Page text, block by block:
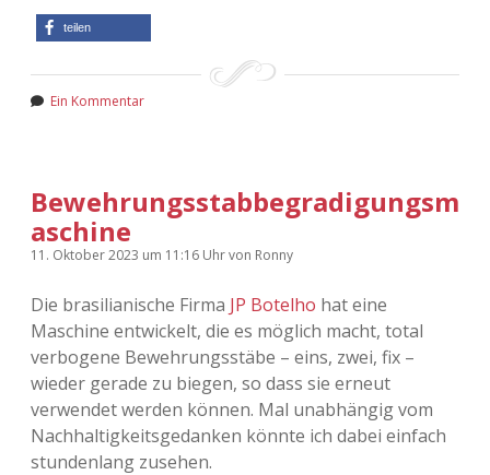
teilen
Ein Kommentar
Bewehrungsstabbegradigungsm
aschine
11. Oktober 2023 um 11:16 Uhrvon Ronny
Die brasilianische Firma JP Botelho hat eine
Maschine entwickelt, die es möglich macht, total
verbogene Bewehrungsstäbe – eins, zwei, fix –
wieder gerade zu biegen, so dass sie erneut
verwendet werden können. Mal unabhängig vom
Nachhaltigkeitsgedanken könnte ich dabei einfach
stundenlang zusehen.